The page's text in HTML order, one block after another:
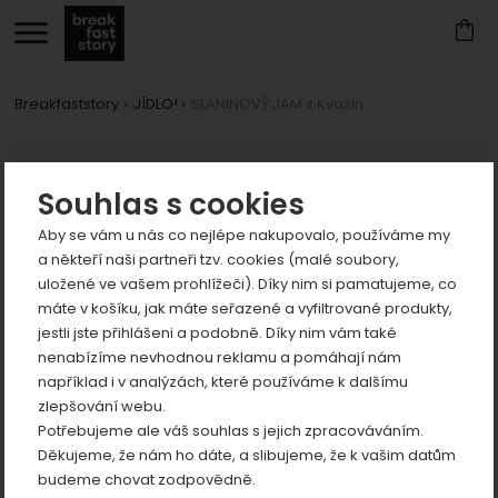
Souhlas s cookies
Aby se vám u nás co nejlépe nakupovalo, používáme my
a někteří naši partneři tzv. cookies (malé soubory,
uložené ve vašem prohlížeči). Díky nim si pamatujeme, co
máte v košíku, jak máte seřazené a vyfiltrované produkty,
jestli jste přihlášeni a podobně. Díky nim vám také
nenabízíme nevhodnou reklamu a pomáhají nám
například i v analýzách, které používáme k dalšímu
zlepšování webu.
Potřebujeme ale váš souhlas s jejich zpracováváním.
Děkujeme, že nám ho dáte, a slibujeme, že k vašim datům
budeme chovat zodpovědně.
Breakfaststory JÍDLO!
Fotografie
předchozí
Zobrazit
Zobrazit
Zobrazit
Zobrazit